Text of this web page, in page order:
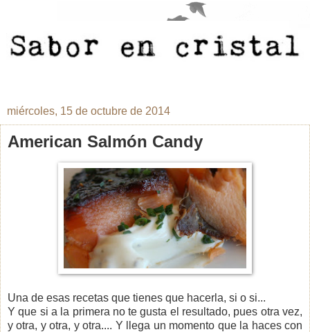
miércoles, 15 de octubre de 2014
American Salmón Candy
Una de esas recetas que tienes que hacerla, si o si...
Y que si a la primera no te gusta el resultado, pues otra vez,
y otra, y otra, y otra.... Y llega un momento que la haces con